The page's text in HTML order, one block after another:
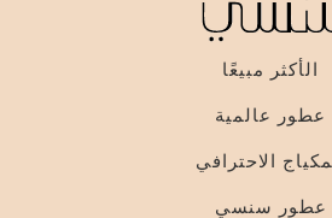
الأكثر مبيعًا
عطور عالمية
الاحترافي
عطور سنسي